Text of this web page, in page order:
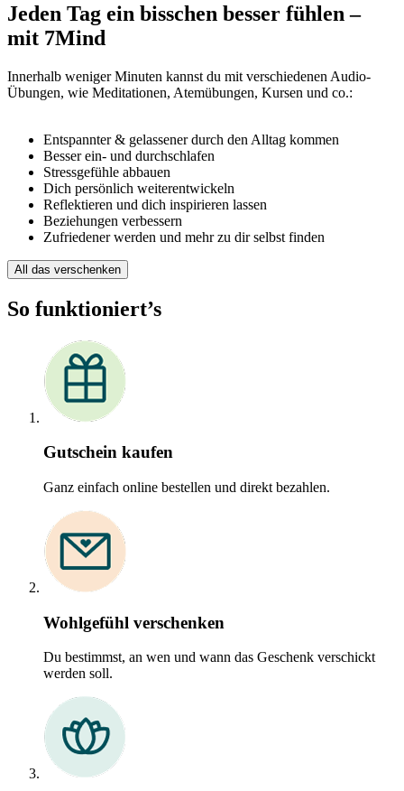
Jeden Tag ein bisschen besser fühlen –
mit 7Mind
Innerhalb weniger Minuten kannst du mit verschiedenen Audio-
Übungen, wie Meditationen, Atemübungen, Kursen und co.:
Entspannter & gelassener durch den Alltag kommen
Besser ein- und durchschlafen
Stressgefühle abbauen
Dich persönlich weiterentwickeln
Reflektieren und dich inspirieren lassen
Beziehungen verbessern
Zufriedener werden und mehr zu dir selbst finden
All das verschenken
So funktioniert’s
Gutschein kaufen
Ganz einfach online bestellen und direkt bezahlen.
Wohlgefühl verschenken
Du bestimmst, an wen und wann das Geschenk verschickt
werden soll.